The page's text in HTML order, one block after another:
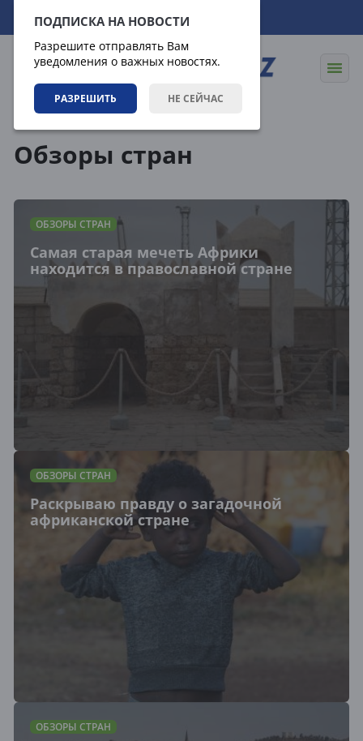
ПОДПИСКА НА НОВОСТИ
Разрешите отправлять Вам
уведомления о важных новостях.
РАЗРЕШИТЬ НЕ СЕЙЧАС
07.08.2026 00:41:47
Обзоры стран
ОБЗОРЫ СТРАН
Самая старая мечеть Африки
находится в православной стране
ОБЗОРЫ СТРАН
Раскрываю правду о загадочной
африканской стране
ОБЗОРЫ СТРАН